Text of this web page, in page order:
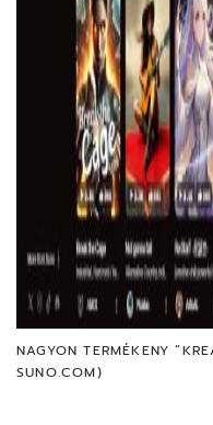
NAGYON TERMÉKENY
SUNO.COM)